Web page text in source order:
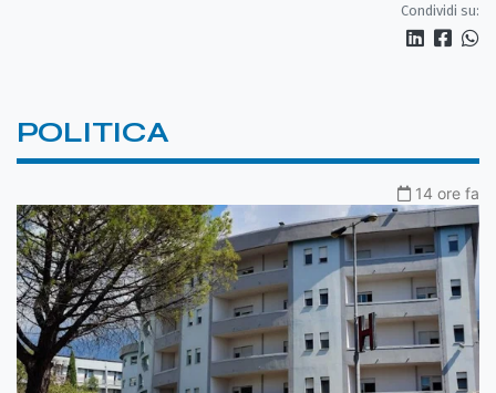
Condividi su:
POLITICA
14 ore fa